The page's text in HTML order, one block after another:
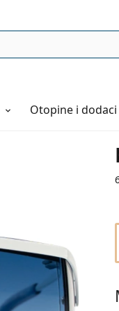
Otopine i dodaci